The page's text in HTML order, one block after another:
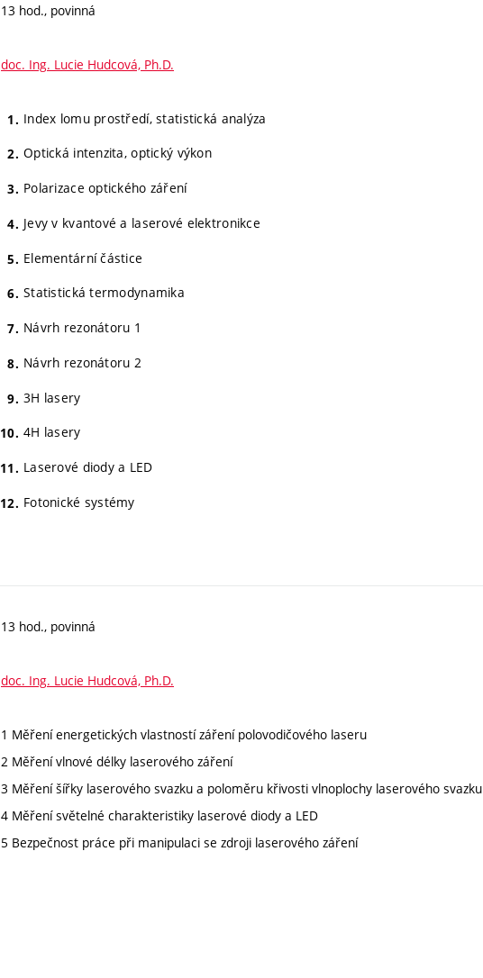
13 hod., povinná
doc. Ing. Lucie Hudcová, Ph.D.
Index lomu prostředí, statistická analýza
Optická intenzita, optický výkon
Polarizace optického záření
Jevy v kvantové a laserové elektronikce
Elementární částice
Statistická termodynamika
Návrh rezonátoru 1
Návrh rezonátoru 2
3H lasery
4H lasery
Laserové diody a LED
Fotonické systémy
13 hod., povinná
doc. Ing. Lucie Hudcová, Ph.D.
1 Měření energetických vlastností záření polovodičového laseru
2 Měření vlnové délky laserového záření
3 Měření šířky laserového svazku a poloměru křivosti vlnoplochy laserového svazku
4 Měření světelné charakteristiky laserové diody a LED
5 Bezpečnost práce při manipulaci se zdroji laserového záření